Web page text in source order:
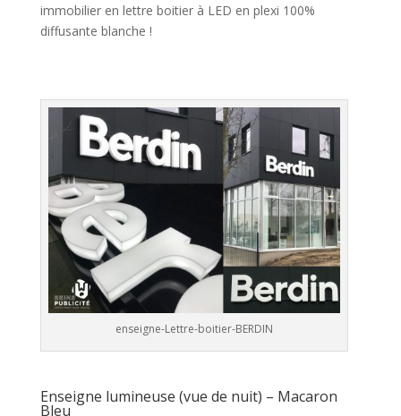
immobilier en lettre boitier à LED en plexi 100%
diffusante blanche !
enseigne-Lettre-boitier-BERDIN
Enseigne lumineuse (vue de nuit) – Macaron
Bleu